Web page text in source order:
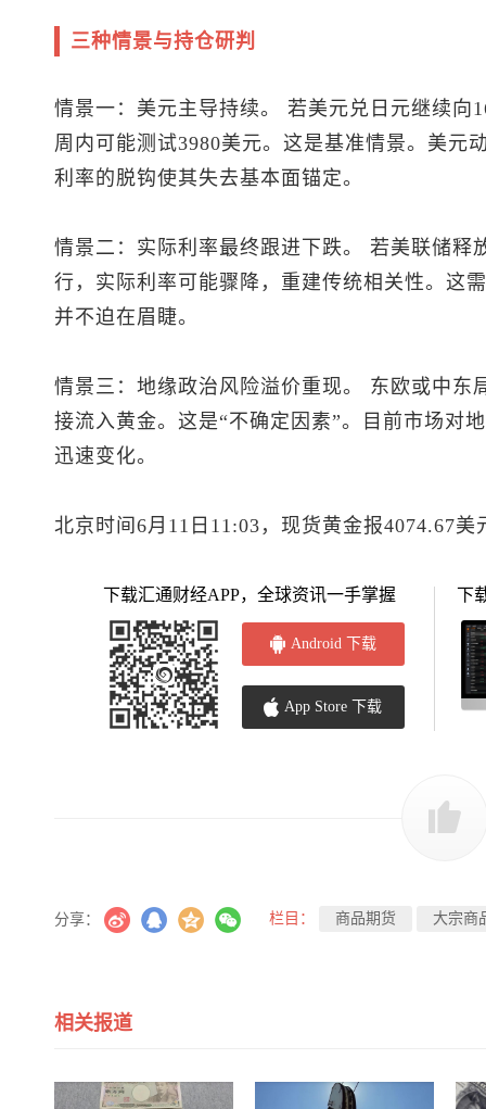
三种情景与持仓研判
情景一：美元主导持续。 若美元兑日元继续向
周内可能测试3980美元。这是基准情景。美元
利率的脱钩使其失去基本面锚定。
情景二：实际利率最终跟进下跌。 若美联储释
行，实际利率可能骤降，重建传统相关性。这
并不迫在眉睫。
情景三：地缘政治风险溢价重现。 东欧或中东
接流入黄金。这是“不确定因素”。目前市场对
迅速变化。
北京时间6月11日11:03， 现货黄金报4074.67美
下载汇通财经APP，全球资讯一手掌握
Android 下载
App Store 下载
下
分享： 栏目： 商品期货 大宗商
相关报道